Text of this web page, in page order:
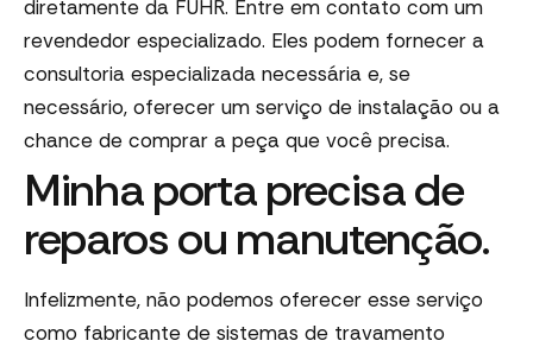
diretamente da FUHR. Entre em contato com um
revendedor especializado. Eles podem fornecer a
consultoria especializada necessária e, se
necessário, oferecer um serviço de instalação ou a
chance de comprar a peça que você precisa.
Minha porta precisa de
reparos ou manutenção.
Infelizmente, não podemos oferecer esse serviço
como fabricante de sistemas de travamento